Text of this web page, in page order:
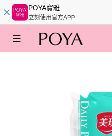
POYA寶雅
立刻使用官方APP